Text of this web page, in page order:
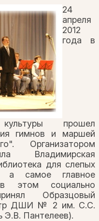
24
апреля
2012
года в
прошел
гимнов и маршей
Организатором
Владимирская
для слепых
а самое главное
этом социально
Образцовый
ДШИ № 2 им. С.С.
Э.В. Пантелеев).